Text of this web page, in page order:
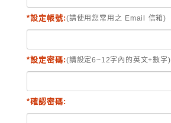
*設定帳號:(請使用您常用之 Email 信箱)
*設定密碼:(請設定6~12字內的英文+數字)
*確認密碼: